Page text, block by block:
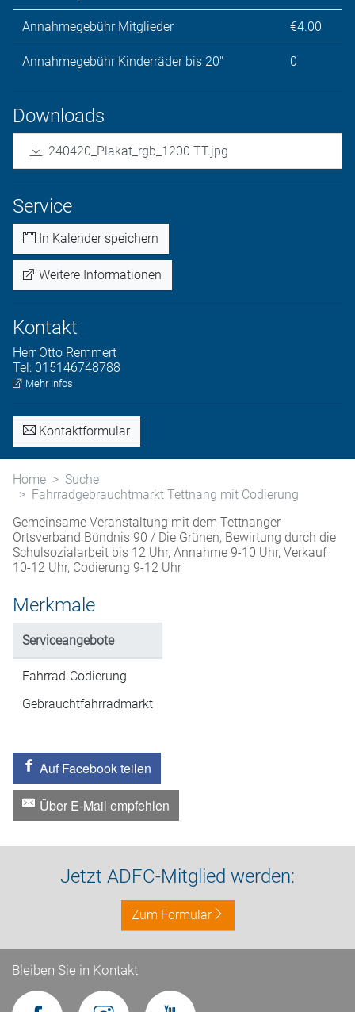
Annahmegebühr Mitglieder €4.00
Annahmegebühr Kinderräder bis 20" 0
Downloads
240420_Plakat_rgb_1200 TT.jpg
Service
In Kalender speichern
Weitere Informationen
Kontakt
Herr Otto Remmert
Tel: 015146748788
Mehr Infos
Kontaktformular
Home
Suche
Fahrradgebrauchtmarkt Tettnang mit Codierung
Gemeinsame Veranstaltung mit dem Tettnanger
Ortsverband Bündnis 90 / Die Grünen, Bewirtung durch die
Schulsozialarbeit bis 12 Uhr, Annahme 9-10 Uhr, Verkauf
10-12 Uhr, Codierung 9-12 Uhr
Merkmale
Serviceangebote
Fahrrad-Codierung
Gebrauchtfahrradmarkt
Auf Facebook teilen
Über E-Mail empfehlen
Jetzt ADFC-Mitglied werden:
Zum Formular
Bleiben Sie in Kontakt